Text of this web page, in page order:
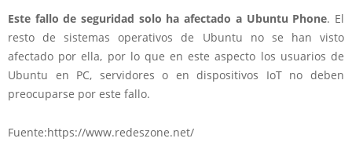
Este fallo de seguridad solo ha afectado a Ubuntu Phone. El
resto de sistemas operativos de Ubuntu no se han visto
afectado por ella, por lo que en este aspecto los usuarios de
Ubuntu en PC, servidores o en dispositivos IoT no deben
preocuparse por este fallo.
Fuente:https://www.redeszone.net/